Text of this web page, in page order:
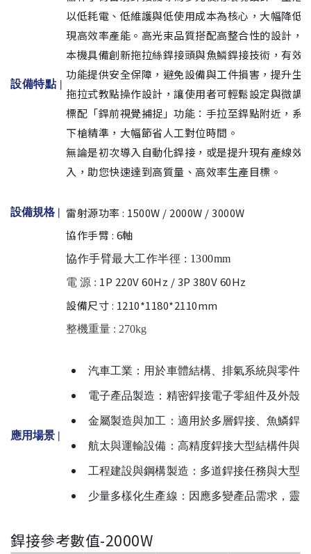
設備特點 |
以低耗電、低維護與低使用成本為核心，大幅降低
現高效率產能。高光束品質搭配高整合性的設計，
本機具備創新拖拉絲銲接頭與魚鱗銲接技術，有效
功能提供安全保障，避免設備與工件損害，提升生
拖拉式教點操作設計，讓使用者可輕鬆設定與微調
標配「銲前視覺捕捉」功能：手拉至銲點附近，系
下槍精準，大幅節省人工對位時間。
無論是初次導入自動化銲接，或是提升現有產線效
入，助您快速達到高質量、高效率生產目標。
設備規格 | 雷射源功率 : 1500W / 2000W / 3000W
協作手臂 : 6軸
協作手臂最大工作半徑 : 1300mm
電 源 : 1P 220V 60Hz / 3P 380V 60Hz
設備尺寸 : 1210*1180*2110mm
整機重量 : 270kg
應用場景 |
汽車工業：用於車體結構、排氣系統與零件
電子產品製造：精密銲接電子零組件及外殼
金屬製造與加工：適用於多層銲接、魚鱗銲
航太與運輸設備：高精度銲接大型結構件與
工程建設與鋼構製造：多道銲接任務與大型
少量多樣化生產線：因應多變產品需求，靈
銲接參考數值-2000W